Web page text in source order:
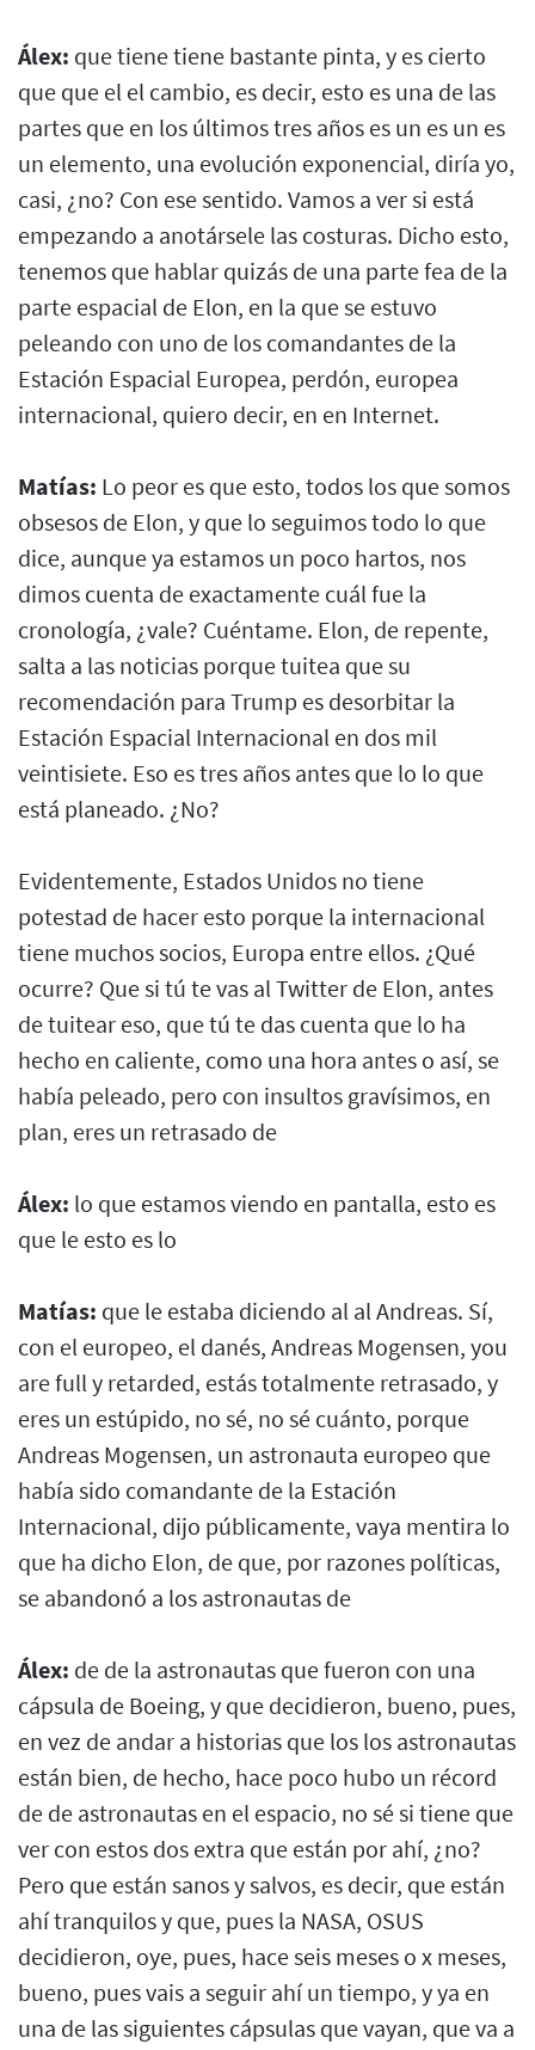
Álex: que tiene tiene bastante pinta, y es cierto
que que el el cambio, es decir, esto es una de las
partes que en los últimos tres años es un es un es
un elemento, una evolución exponencial, diría yo,
casi, ¿no? Con ese sentido. Vamos a ver si está
empezando a anotársele las costuras. Dicho esto,
tenemos que hablar quizás de una parte fea de la
parte espacial de Elon, en la que se estuvo
peleando con uno de los comandantes de la
Estación Espacial Europea, perdón, europea
internacional, quiero decir, en en Internet.
Matías: Lo peor es que esto, todos los que somos
obsesos de Elon, y que lo seguimos todo lo que
dice, aunque ya estamos un poco hartos, nos
dimos cuenta de exactamente cuál fue la
cronología, ¿vale? Cuéntame. Elon, de repente,
salta a las noticias porque tuitea que su
recomendación para Trump es desorbitar la
Estación Espacial Internacional en dos mil
veintisiete. Eso es tres años antes que lo lo que
está planeado. ¿No?
Evidentemente, Estados Unidos no tiene
potestad de hacer esto porque la internacional
tiene muchos socios, Europa entre ellos. ¿Qué
ocurre? Que si tú te vas al Twitter de Elon, antes
de tuitear eso, que tú te das cuenta que lo ha
hecho en caliente, como una hora antes o así, se
había peleado, pero con insultos gravísimos, en
plan, eres un retrasado de
Álex: lo que estamos viendo en pantalla, esto es
que le esto es lo
Matías: que le estaba diciendo al al Andreas. Sí,
con el europeo, el danés, Andreas Mogensen, you
are full y retarded, estás totalmente retrasado, y
eres un estúpido, no sé, no sé cuánto, porque
Andreas Mogensen, un astronauta europeo que
había sido comandante de la Estación
Internacional, dijo públicamente, vaya mentira lo
que ha dicho Elon, de que, por razones políticas,
se abandonó a los astronautas de
Álex: de de la astronautas que fueron con una
cápsula de Boeing, y que decidieron, bueno, pues,
en vez de andar a historias que los los astronautas
están bien, de hecho, hace poco hubo un récord
de de astronautas en el espacio, no sé si tiene que
ver con estos dos extra que están por ahí, ¿no?
Pero que están sanos y salvos, es decir, que están
ahí tranquilos y que, pues la NASA, OSUS
decidieron, oye, pues, hace seis meses o x meses,
bueno, pues vais a seguir ahí un tiempo, y ya en
una de las siguientes cápsulas que vayan, que va a